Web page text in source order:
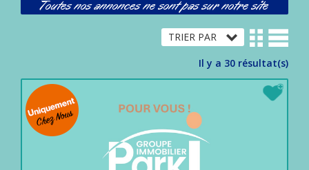
SERVICES
PARKI
Toutes nos annonces ne sont pas sur notre site
Il y a 30 résultat(s)